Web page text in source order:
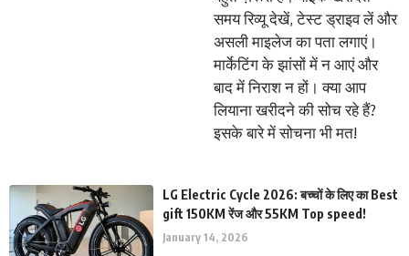
समय रिव्यू देखें, टेस्ट ड्राइव लें और
असली माइलेज का पता लगाएं।
मार्केटिंग के झांसों में न आएं और
बाद में निराश न हों। क्या आप
लियाना खरीदने की सोच रहे हैं?
इसके बारे में सोचना भी मत!
LG Electric Cycle 2026: बच्चों के लिए का Best
gift 150KM रेंज और 55KM Top speed!
January 14, 2026